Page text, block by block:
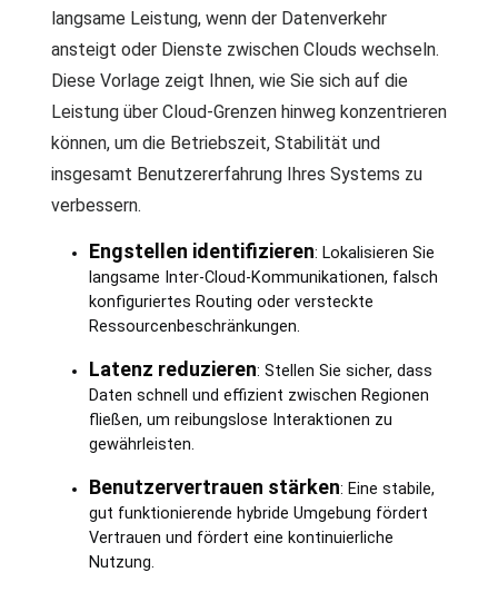
langsame Leistung, wenn der Datenverkehr
ansteigt oder Dienste zwischen Clouds wechseln.
Diese Vorlage zeigt Ihnen, wie Sie sich auf die
Leistung über Cloud-Grenzen hinweg konzentrieren
können, um die Betriebszeit, Stabilität und
insgesamt Benutzererfahrung Ihres Systems zu
verbessern.
Engstellen identifizieren: Lokalisieren Sie
langsame Inter-Cloud-Kommunikationen, falsch
konfiguriertes Routing oder versteckte
Ressourcenbeschränkungen.
Latenz reduzieren: Stellen Sie sicher, dass
Daten schnell und effizient zwischen Regionen
fließen, um reibungslose Interaktionen zu
gewährleisten.
Benutzervertrauen stärken: Eine stabile,
gut funktionierende hybride Umgebung fördert
Vertrauen und fördert eine kontinuierliche
Nutzung.